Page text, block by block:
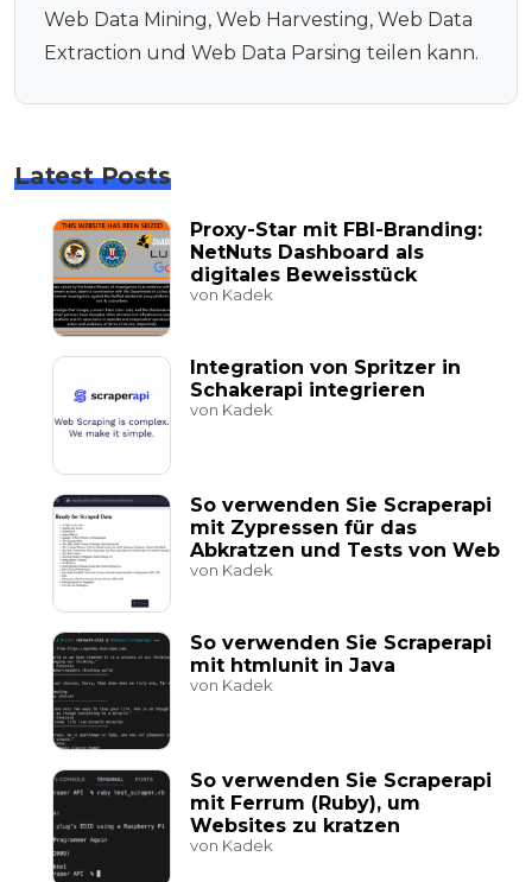
Web Data Mining, Web Harvesting, Web Data
Extraction und Web Data Parsing teilen kann.
Latest Posts
Proxy-Star mit FBI-Branding:
NetNuts Dashboard als
digitales Beweisstück
von Kadek
Integration von Spritzer in
Schakerapi integrieren
von Kadek
So verwenden Sie Scraperapi
mit Zypressen für das
Abkratzen und Tests von Web
von Kadek
So verwenden Sie Scraperapi
mit htmlunit in Java
von Kadek
So verwenden Sie Scraperapi
mit Ferrum (Ruby), um
Websites zu kratzen
von Kadek